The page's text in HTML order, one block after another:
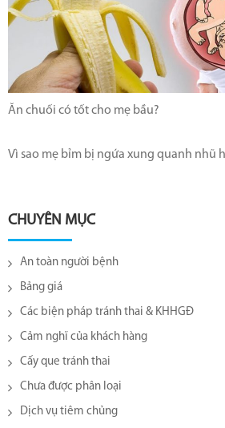
Ăn chuối có tốt cho mẹ bầu?
Vì sao mẹ bỉm bị ngứa xung quanh nhũ
CHUYÊN MỤC
An toàn người bệnh
Bảng giá
Các biện pháp tránh thai & KHHGĐ
Cảm nghĩ của khách hàng
Cấy que tránh thai
Chưa được phân loại
Dịch vụ tiêm chủng